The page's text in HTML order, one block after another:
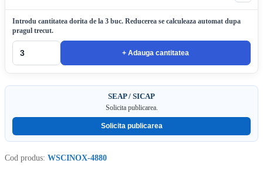
Introdu cantitatea dorita de la 3 buc. Reducerea se calculeaza automat dupa
pragul trecut.
+ Adauga cantitatea
SEAP / SICAP
Solicita publicarea.
Solicita publicarea
Cod produs: WSCINOX-4880